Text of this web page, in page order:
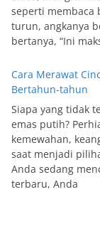
seperti membaca
turun, angkanya
bertanya, “Ini
Cara Merawat
Bertahun-tahun
Siapa yang tidak
emas putih?
kemewahan,
saat menjadi
Anda sedang
terbaru, Anda